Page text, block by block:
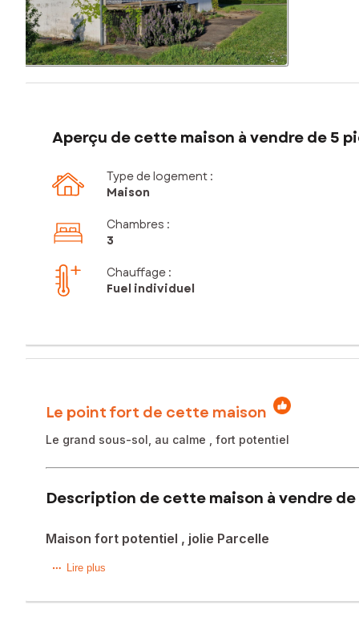
Aperçu de cette maison à vendre de 5
Type de logement :
Maison
Chambres :
3
Chauffage :
Fuel individuel
Le point fort de cette maison
Le grand sous-sol, au calme , fort potentiel
Description de cette maison à vendre de
Maison fort potentiel , jolie Parcelle
Située à Décines-Charpieu (69150), cette charmante
attraits culturels et professionnels.
Lire plus